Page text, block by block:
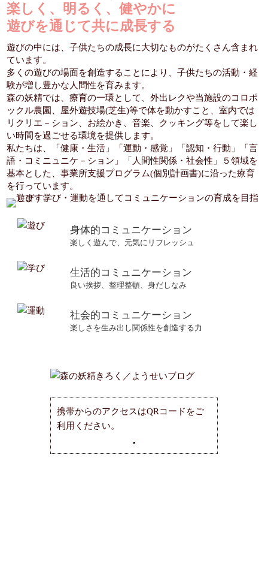
楽しく、明るく、健やかに
遊びを通じて共に成長する
遊びの中には、子供たちの成長に大切なものがたくさん含まれ
ています。
多くの遊びの場面を創造することにより、子供たちの活動・経
験が増し豊かな人間性を育みます。
森の妖精では、療育の一環として、外出レクや当施設のコロポ
ックル農園、屋外遊技場(芝生)等で体を動かすこと、室内では
リクリエ－ション、お絵かき、音楽、クッキング等をして楽し
い時間を過ごせる環境を提供します。
私たちは、
「健康・生活」「運動・感覚」「認知・行動」「言
語・コミニュニケ－ション」「人間性関係・社会性」５領域を
基本とした、事業所支援プログラム(個別計画書)に沿った療育
を行っています。
身体的コミュニケーション
楽しく遊んで、元気にリフレッシュ
生活的コミュニケーション
良い挨拶、整理整頓、身だしなみ
社会的コミュニケーション
楽しさを生み出し関係性を創造する力
携帯からのアクセスはQRコードをご
利用ください。